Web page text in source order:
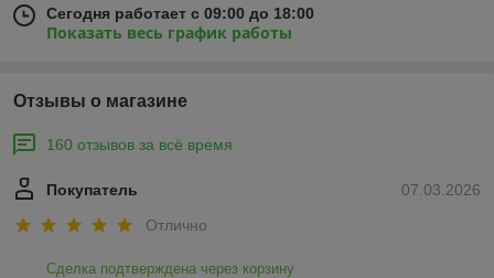
Сегодня работает с 09:00 до 18:00
Показать весь график работы
Отзывы о магазине
160 отзывов за всё время
07.03.2026
Покупатель
Отлично
Сделка подтверждена через корзину